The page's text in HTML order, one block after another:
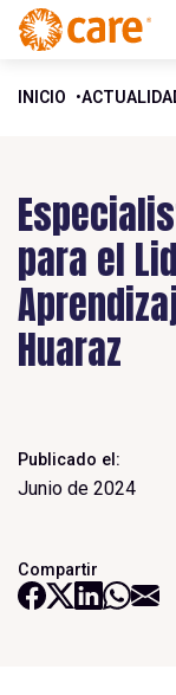
INICIO
para el
Huaraz
Publicado el:
Junio de 2024
Compartir